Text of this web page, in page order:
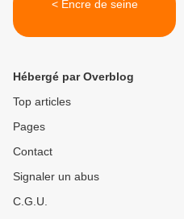
< Encre de seine
Hébergé par Overblog
Top articles
Pages
Contact
Signaler un abus
C.G.U.